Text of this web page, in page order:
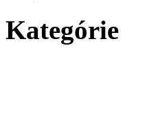
Kategórie